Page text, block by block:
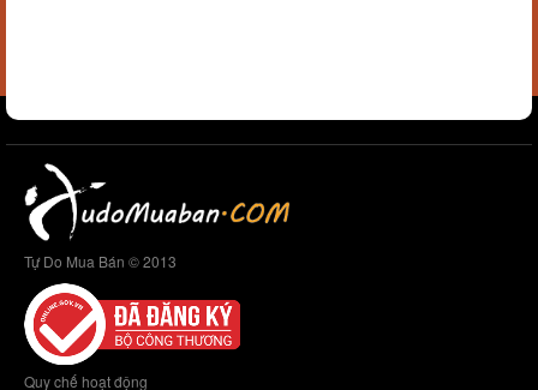
Tự Do Mua Bán © 2013
Quy chế hoạt động